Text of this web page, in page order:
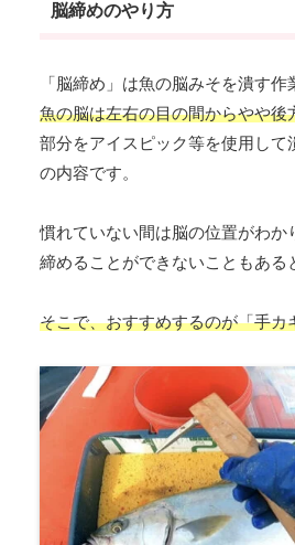
脳締めのやり方
「脳締め」は魚の脳みそを潰す作
魚の脳は左右の目の間からやや後
部分をアイスピック等を使用して
の内容です。
慣れていない間は脳の位置がわか
締めることができないこともある
そこで、おすすめするのが「手カ